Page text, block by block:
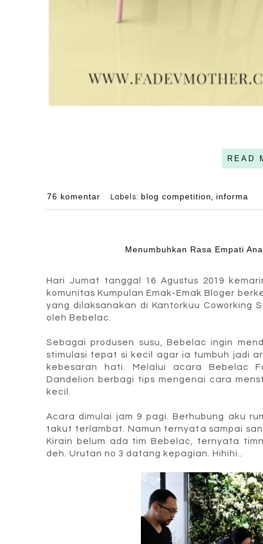
READ
76 komentar Labels: blog competition, informa
Menumbuhkan Rasa Empati
Hari Jumat tanggal 16 Agustus 2019
komunitas Kumpulan Emak-Emak Bloger
yang dilaksanakan di Kantorkuu Coworking
oleh Bebelac.
Sebagai produsen susu, Bebelac ingin
stimulasi tepat si kecil agar ia tumbuh jadi
kebesaran hati. Melalui acara Bebelac
Dandelion berbagi tips mengenai cara
kecil.
Acara dimulai jam 9 pagi. Berhubung aku
takut terlambat. Namun ternyata sampai
Kirain belum ada tim Bebelac, ternyata
deh. Urutan no 3 datang kepagian. Hihihi..